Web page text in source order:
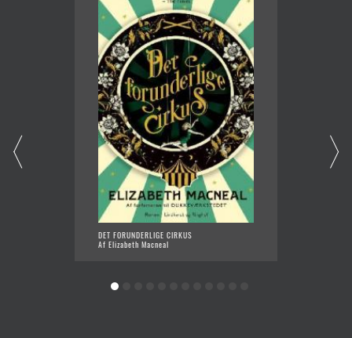
DET FORUNDERLIGE CIRKUS
Af Elizabeth Macneal